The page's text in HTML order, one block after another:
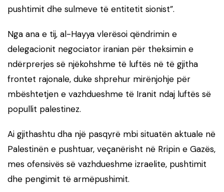
pushtimit dhe sulmeve të entitetit sionist”.
Nga ana e tij, al-Hayya vlerësoi qëndrimin e
delegacionit negociator iranian për theksimin e
ndërprerjes së njëkohshme të luftës në të gjitha
frontet rajonale, duke shprehur mirënjohje për
mbështetjen e vazhdueshme të Iranit ndaj luftës së
popullit palestinez.
Ai gjithashtu dha një pasqyrë mbi situatën aktuale në
Palestinën e pushtuar, veçanërisht në Rripin e Gazës,
mes ofensivës së vazhdueshme izraelite, pushtimit
dhe pengimit të armëpushimit.